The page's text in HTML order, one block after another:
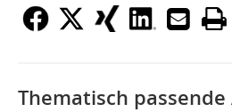
Thematisch